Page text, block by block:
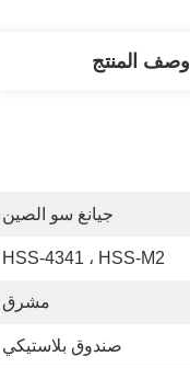
وصف المنتج
جيانغ سو الصين
HSS-4341 ، HSS-M2
مشرق
صندوق بلاستيكي